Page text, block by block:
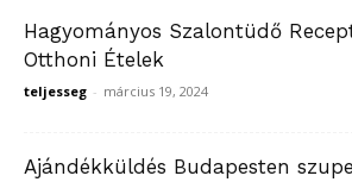
Hagyományos Szalontüdő
Otthoni Ételek
teljesseg - március 19, 2024
Ajándékküldés Budapesten